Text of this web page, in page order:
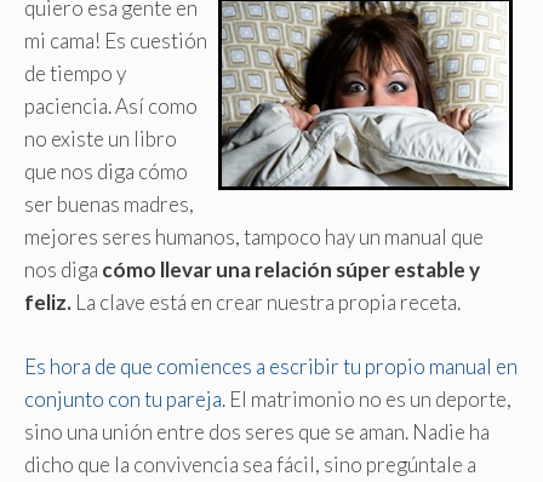
quiero esa gente en
mi cama! Es cuestión
de tiempo y
paciencia. Así como
no existe un libro
que nos diga cómo
ser buenas madres,
mejores seres humanos, tampoco hay un manual que
nos diga cómo llevar una relación súper estable y
feliz. La clave está en crear nuestra propia receta.
Es hora de que comiences a escribir tu propio manual en
conjunto con tu pareja. El matrimonio no es un deporte,
sino una unión entre dos seres que se aman. Nadie ha
dicho que la convivencia sea fácil, sino pregúntale a